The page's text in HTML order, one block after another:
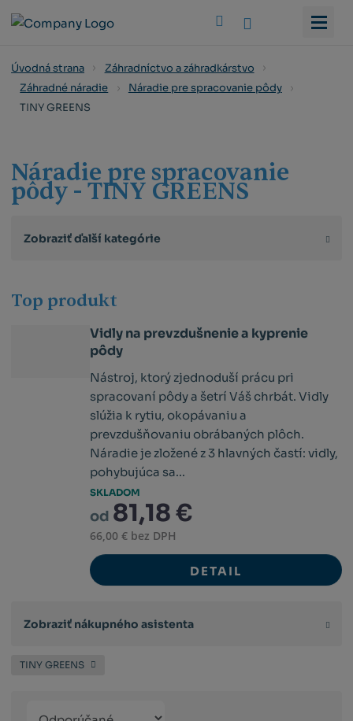
Úvodná strana
Záhradníctvo a záhradkárstvo
Záhradné náradie
Náradie pre spracovanie pôdy
TINY GREENS
Náradie pre spracovanie
pôdy - TINY GREENS
Zobraziť ďalší kategórie
Top produkt
Vidly na prevzdušnenie a kyprenie
pôdy
Nástroj, ktorý zjednoduší prácu pri
spracovaní pôdy a šetrí Váš chrbát. Vidly
slúžia k rytiu, okopávaniu a
prevzdušňovaniu obrábaných plôch.
Náradie je zložené z 3 hlavných častí: vidly,
pohybujúca sa...
SKLADOM
od 81,18 €
66,00 € bez DPH
DETAIL
Zobraziť nákupného asistenta
TINY GREENS